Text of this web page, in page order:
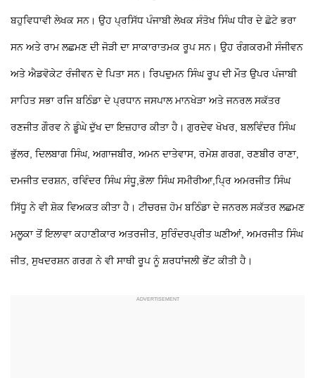
ਬਹੁਵਿਧਾਵੀ ਲੇਖਕ ਸਨ। ਉਹ ਪ੍ਰਸਿੱਧ ਪੰਜਾਬੀ ਲੇਖਕ ਸੰਤੋਖ ਸਿੰਘ ਧੀਰ ਦੇ ਛੋਟੇ ਭਰਾ
ਸਨ ਅਤੇ ਰਾਮ ਲਛਮਣ ਦੀ ਜੋੜੀ ਦਾ ਸਾਕਾਰਾਤਮਕ ਰੂਪ ਸਨ। ਉਹ ਰੰਗਕਰਮੀ ਸੰਜੀਵਨ
ਅਤੇ ਐਡਵੋਕੇਟ ਰੰਜੀਵਨ ਦੇ ਪਿਤਾ ਸਨ। ਰਿਪਦੁਮਨ ਸਿੰਘ ਰੂਪ ਦੀ ਮੌਤ ਉਪਰ ਪੰਜਾਬੀ
ਸਾਹਿਤ ਸਭਾ ਰਜਿ ਬਠਿੰਡਾ ਦੇ ਪ੍ਰਧਾਨ ਜਸਪਾਲ ਮਾਨਖੇੜਾ ਅਤੇ ਜਨਰਲ ਸਕੱਤਰ
ਰਣਜੀਤ ਗੌਰਵ ਨੇ ਡੂੰਘੇ ਦੁੱਖ ਦਾ ਇਜ਼ਹਾਰ ਕੀਤਾ ਹੈ। ਗੁਰਦੇਵ ਖੋਖਰ, ਬਲਵਿੰਦਰ ਸਿੰਘ
ਭੁੱਲਰ, ਦਿਲਬਾਗ ਸਿੰਘ, ਅਗਾਜਬੀਰ, ਅਮਨ ਦਾਤੇਵਾਸ, ਰਮੇਸ਼ ਗਰਗ, ਰਣਬੀਰ ਰਾਣਾ,
ਦਮਜੀਤ ਦਰਸ਼ਨ, ਰਵਿੰਦਰ ਸਿੰਘ ਸੰਧੂ,ਭੋਲਾ ਸਿੰਘ ਸਮੀਰੀਆ,ਪ੍ਰਿ ਅਮਰਜੀਤ ਸਿੰਘ
ਸਿੱਧੂ ਨੇ ਵੀ ਸ਼ੋਕ ਵਿਅਕਤ ਕੀਤਾ ਹੈ। ਟੀਚਰਜ਼ ਹੋਮ ਬਠਿੰਡਾ ਦੇ ਜਨਰਲ ਸਕੱਤਰ ਲਛਮਣ
ਮਲੂਕਾ ਤੋਂ ਇਲਾਵਾ ਕਹਾਣੀਕਾਰ ਅਤਰਜੀਤ, ਸੁਰਿੰਦਰਪ੍ਰੀਤ ਘਣੀਆਂ, ਅਮਰਜੀਤ ਸਿੰਘ
ਜੀਤ, ਸੁਖਦਰਸ਼ਨ ਗਰਗ ਨੇ ਵੀ ਸਾਥੀ ਰੂਪ ਨੂੰ ਸ਼ਰਧਾਂਜਲੀ ਭੇਂਟ ਕੀਤੀ ਹੈ।